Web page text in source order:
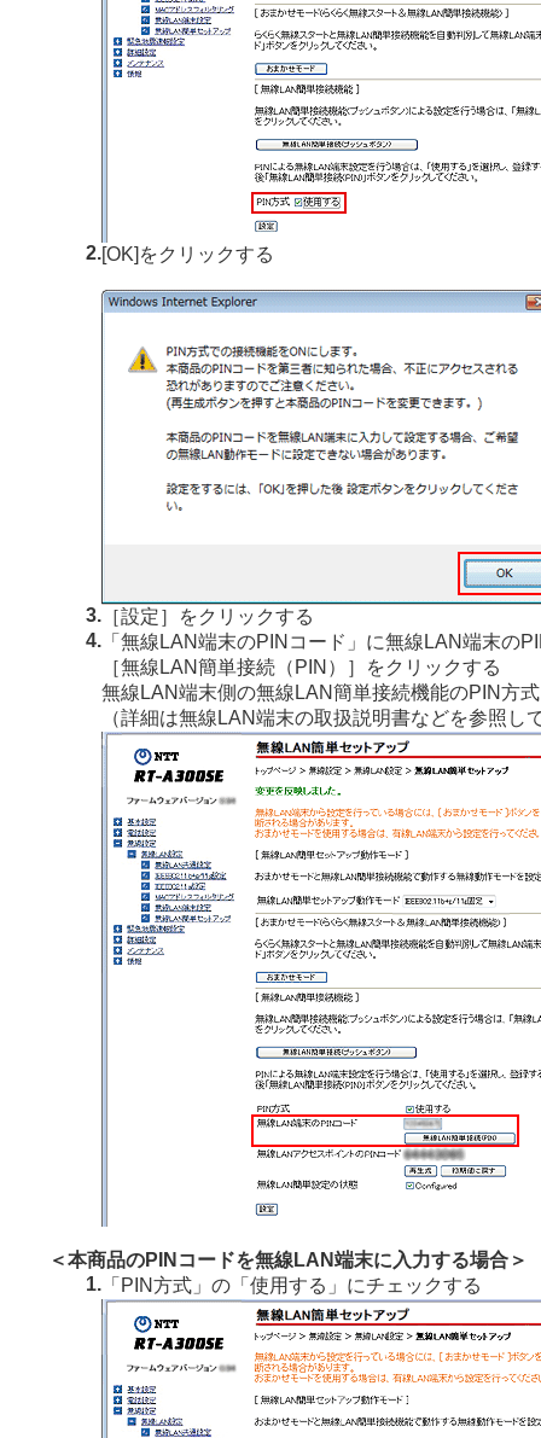
2. [OK]をクリックする
3. ［設定］をクリックする
4. 「無線LAN端末のPINコード」に無線LAN端末の
［無線LAN簡単接続（PIN）］をクリックする
無線LAN端末側の無線LAN簡単接続機能のPIN方
（詳細は無線LAN端末の取扱説明書などを参照し
＜本商品のPINコードを無線LAN端末に入力する場合＞
1. 「PIN方式」の「使用する」にチェックする